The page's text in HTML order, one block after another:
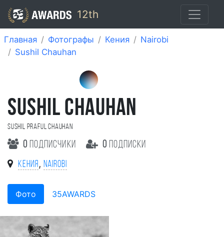
12th
Главная Фотографы Кения
Nairobi
Sushil Chauhan
SUSHIL CHAUHAN
Sushil Praful Chauhan
0 подписчики 0 подписки
Кения , Nairobi
Фото 35AWARDS